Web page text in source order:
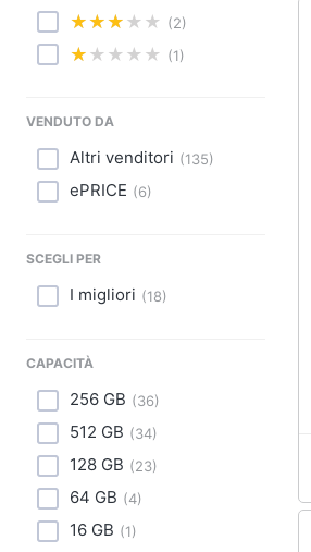
Sport
Motori
Libri, cd e dvd
Promozioni
(2)
(1)
VENDUTO DA
Altri venditori (135)
ePRICE (6)
SCEGLI PER
I migliori (18)
CAPACITÀ
256 GB (36)
512 GB (34)
128 GB (23)
64 GB (4)
16 GB (1)